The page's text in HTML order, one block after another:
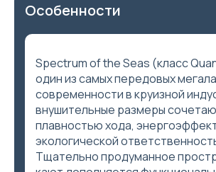
Особенности
Spectrum of the Seas (класс
один из самых передовых
современности в круизной
внушительные размеры
плавностью хода,
экологической
Тщательно продуманное